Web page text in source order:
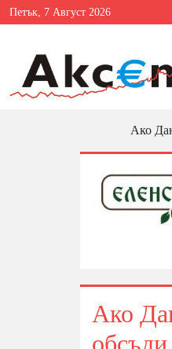
Петък, 7 Август 2026
Ако
Ако